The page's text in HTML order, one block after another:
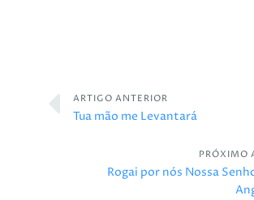
ARTIGO ANTERIOR
Tua mão me Levantará
PRÓXIMO
Rogai por nós Nossa